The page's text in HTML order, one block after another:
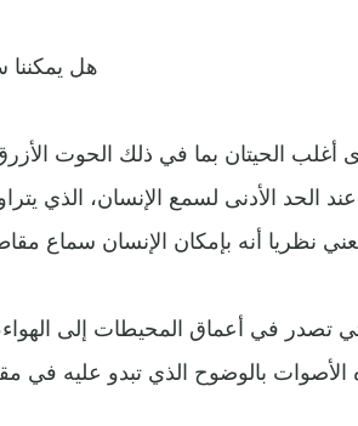
هل يمكننا
أغلب الحيتان بما في ذلك الحوت
الحد الأدنى لسمع الإنسان، الذي
تصدر في أعماق المحيطات إلى